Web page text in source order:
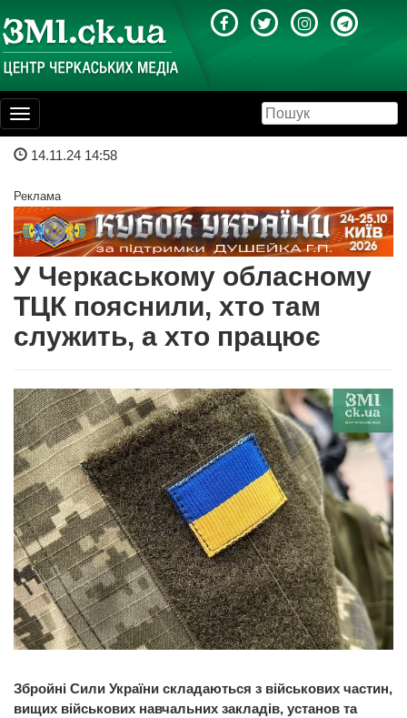
Toggle
navigation
14.11.24 14:58
Реклама
У Черкаському обласному
ТЦК пояснили, хто там
служить, а хто працює
Збройні Сили України складаються з військових частин,
вищих військових навчальних закладів, установ та